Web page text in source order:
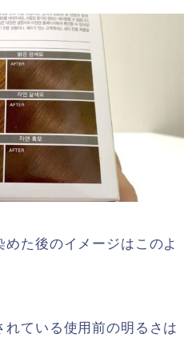
た後のイメージはこのよ
ている使用前の明るさは